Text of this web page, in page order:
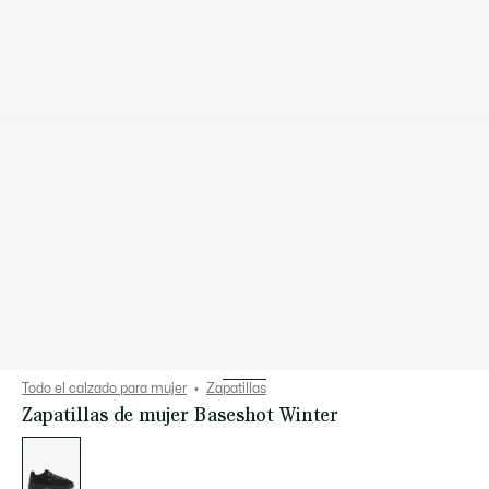
Todo el calzado para mujer Zapatillas
Zapatillas de mujer Baseshot Winter